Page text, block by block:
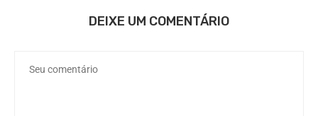
DEIXE UM COMENTÁRIO